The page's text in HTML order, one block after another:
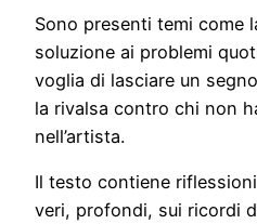
Sono presenti temi come
soluzione ai problemi
voglia di lasciare un
la rivalsa contro chi non
nell’artista.
Il testo contiene
veri, profondi, sui ricordi